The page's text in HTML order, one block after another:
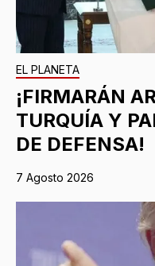
EL PLANETA
¡FIRMARÁN
TURQUÍA Y
DE DEFENSA!
7 Agosto 2026